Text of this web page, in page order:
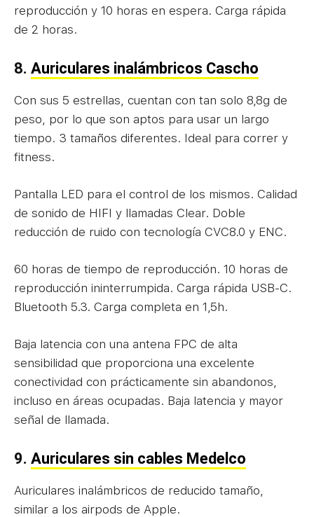
reproducción y 10 horas en espera. Carga rápida
de 2 horas.
8. Auriculares inalámbricos Cascho
Con sus 5 estrellas, cuentan con tan solo 8,8g de
peso, por lo que son aptos para usar un largo
tiempo. 3 tamaños diferentes. Ideal para correr y
fitness.
Pantalla LED para el control de los mismos. Calidad
de sonido de HIFI y llamadas Clear. Doble
reducción de ruido con tecnología CVC8.0 y ENC.
60 horas de tiempo de reproducción. 10 horas de
reproducción ininterrumpida. Carga rápida USB-C.
Bluetooth 5.3. Carga completa en 1,5h.
Baja latencia con una antena FPC de alta
sensibilidad que proporciona una excelente
conectividad con prácticamente sin abandonos,
incluso en áreas ocupadas. Baja latencia y mayor
señal de llamada.
9. Auriculares sin cables Medelco
Auriculares inalámbricos de reducido tamaño,
similar a los airpods de Apple.